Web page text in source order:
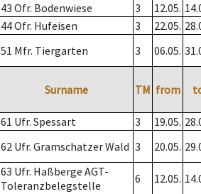
43 Ofr. Bodenwiese 3 12.05.
44 Ofr. Hufeisen 3 22.05.
51 Mfr. Tiergarten 3 06.05.
Surname TM from
61 Ufr. Spessart 3 19.05.
62 Ufr. Gramschatzer Wald 3 20.05.
63 Ufr. Haßberge AGT-
Toleranzbelegstelle
6 12.05.